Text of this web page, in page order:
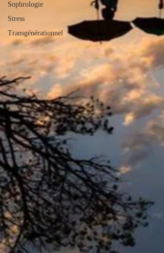
Sophrologie
Stress
Transgénérationnel